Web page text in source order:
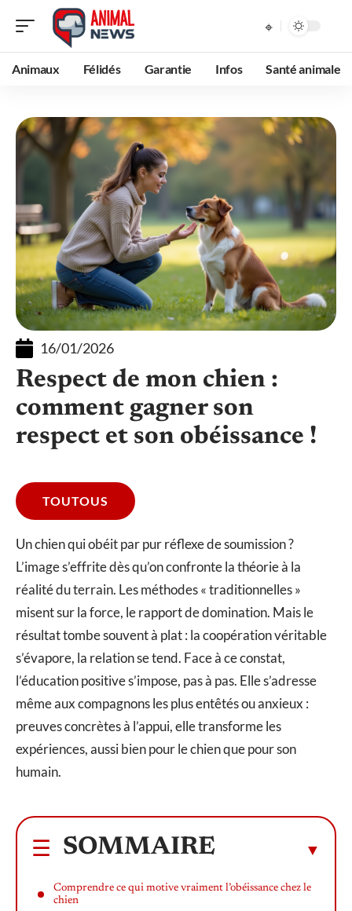
Animaux Félidés Garantie Infos Santé animale
16/01/2026
Respect de mon chien :
comment gagner son
respect et son obéissance !
TOUTOUS
Un chien qui obéit par pur réflexe de soumission ?
L’image s’effrite dès qu’on confronte la théorie à la
réalité du terrain. Les méthodes « traditionnelles »
misent sur la force, le rapport de domination. Mais le
résultat tombe souvent à plat : la coopération véritable
s’évapore, la relation se tend. Face à ce constat,
l’éducation positive s’impose, pas à pas. Elle s’adresse
même aux compagnons les plus entêtés ou anxieux :
preuves concrètes à l’appui, elle transforme les
expériences, aussi bien pour le chien que pour son
humain.
SOMMAIRE
Comprendre ce qui motive vraiment l’obéissance chez le
chien